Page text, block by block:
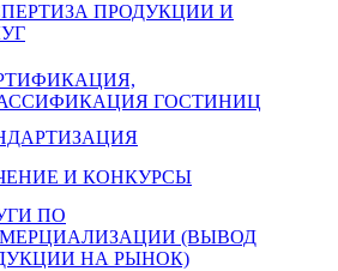
ПРОДУКЦИИ И
ГОСТИНИЦ
И КОНКУРСЫ
ПО
(ВЫВОД
НА РЫНОК)